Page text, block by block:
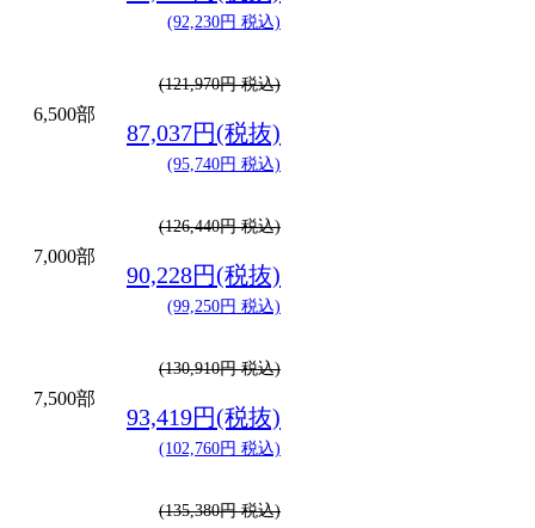
(92,230円 税込)
6,500部
(121,970円 税込)
87,037円(税抜)
(95,740円 税込)
7,000部
(126,440円 税込)
90,228円(税抜)
(99,250円 税込)
7,500部
(130,910円 税込)
93,419円(税抜)
(102,760円 税込)
(135,380円 税込)